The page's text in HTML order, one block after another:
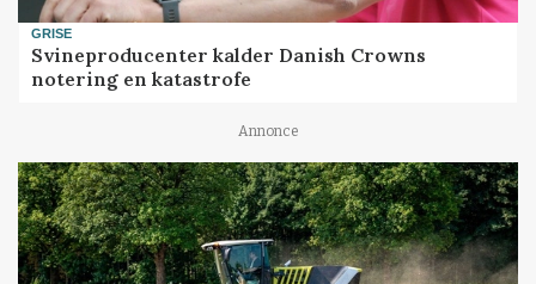
GRISE
Svineproducenter kalder Danish Crowns
notering en katastrofe
Annonce